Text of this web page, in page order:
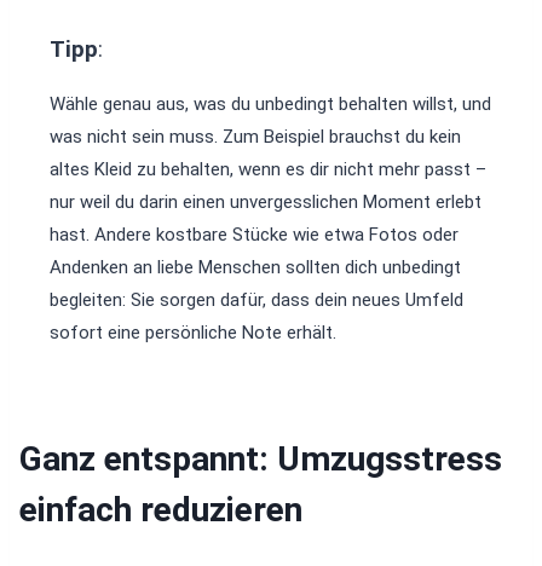
Tipp:
Wähle genau aus, was du unbedingt behalten willst, und
was nicht sein muss. Zum Beispiel brauchst du kein
altes Kleid zu behalten, wenn es dir nicht mehr passt –
nur weil du darin einen unvergesslichen Moment erlebt
hast. Andere kostbare Stücke wie etwa Fotos oder
Andenken an liebe Menschen sollten dich unbedingt
begleiten: Sie sorgen dafür, dass dein neues Umfeld
sofort eine persönliche Note erhält.
Ganz entspannt: Umzugsstress
einfach reduzieren